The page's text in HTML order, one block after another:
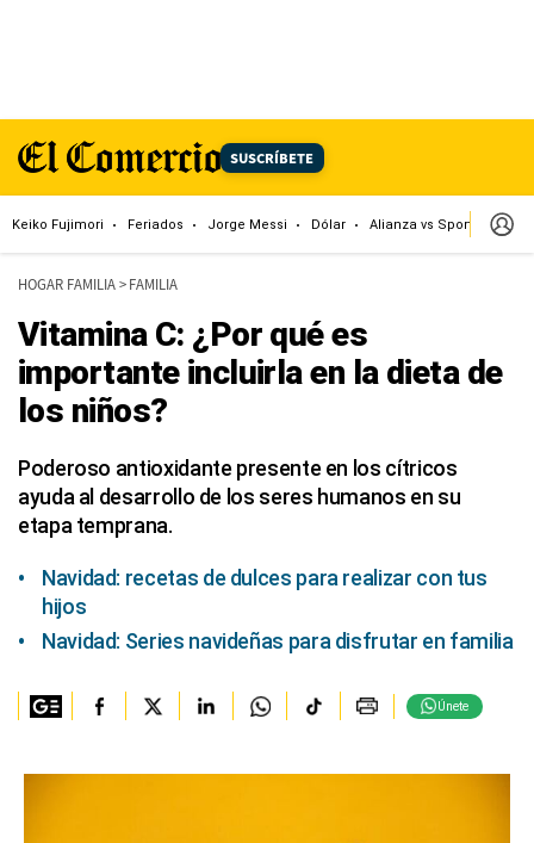
SUSCRÍBETE
Keiko Fujimori Feriados Jorge Messi Dólar Alianza vs Sport Boys
HOGAR FAMILIA> FAMILIA
Vitamina C: ¿Por qué es
importante incluirla en la dieta de
los niños?
Poderoso antioxidante presente en los cítricos
ayuda al desarrollo de los seres humanos en su
etapa temprana.
Navidad: recetas de dulces para realizar con tus
hijos
Navidad: Series navideñas para disfrutar en familia
Únete